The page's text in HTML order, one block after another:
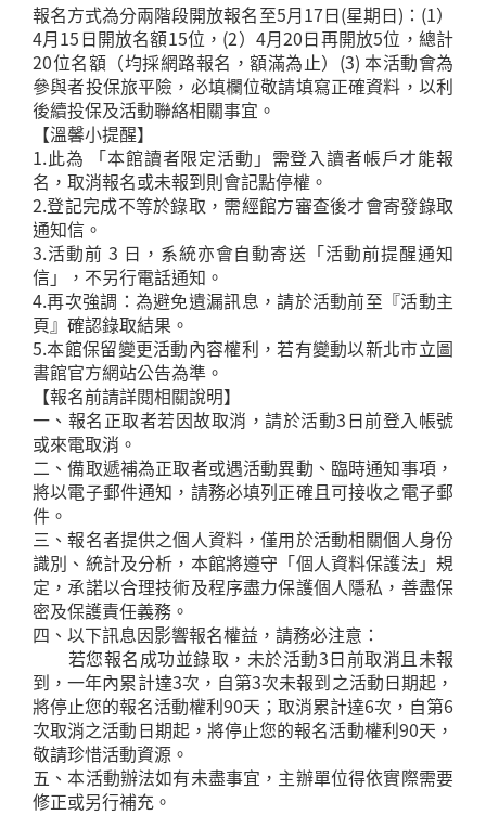
報名方式為分兩階段開放報名至5月17日(星期日)：(1）
4月15日開放名額15位，(2）4月20日再開放5位，總計
20位名額（均採網路報名，額滿為止）(3) 本活動會為
參與者投保旅平險，必填欄位敬請填寫正確資料，以利
後續投保及活動聯絡相關事宜。
【溫馨小提醒】
1.此為 「本館讀者限定活動」需登入讀者帳戶才能報
名，取消報名或未報到則會記點停權。
2.登記完成不等於錄取，需經館方審查後才會寄發錄取
通知信。
3.活動前 3 日，系統亦會自動寄送「活動前提醒通知
信」，不另行電話通知。
4.再次強調：為避免遺漏訊息，請於活動前至『活動主
頁』確認錄取結果。
5.本館保留變更活動內容權利，若有變動以新北市立圖
書館官方網站公告為準。
【報名前請詳閱相關說明】
一、報名正取者若因故取消，請於活動3日前登入帳號
或來電取消。
二、備取遞補為正取者或遇活動異動、臨時通知事項，
將以電子郵件通知，請務必填列正確且可接收之電子郵
件。
三、報名者提供之個人資料，僅用於活動相關個人身份
識別、統計及分析，本館將遵守「個人資料保護法」規
定，承諾以合理技術及程序盡力保護個人隱私，善盡保
密及保護責任義務。
四、以下訊息因影響報名權益，請務必注意：
若您報名成功並錄取，未於活動3日前取消且未報
到，一年內累計達3次，自第3次未報到之活動日期起，
將停止您的報名活動權利90天；取消累計達6次，自第6
次取消之活動日期起，將停止您的報名活動權利90天，
敬請珍惜活動資源。
五、本活動辦法如有未盡事宜，主辦單位得依實際需要
修正或另行補充。